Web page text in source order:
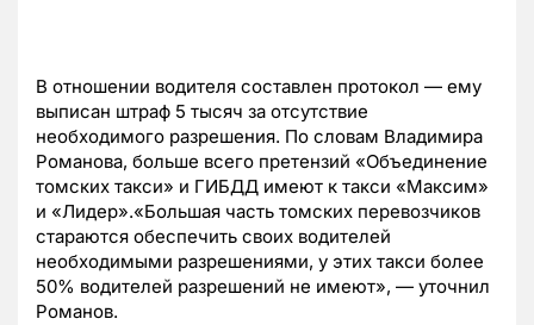
В отношении водителя составлен протокол — ему
выписан штраф 5 тысяч за отсутствие
необходимого разрешения. По словам Владимира
Романова, больше всего претензий «Объединение
томских такси» и ГИБДД имеют к такси «Максим»
и «Лидер».«Большая часть томских перевозчиков
стараются обеспечить своих водителей
необходимыми разрешениями, у этих такси более
50% водителей разрешений не имеют», — уточнил
Романов.